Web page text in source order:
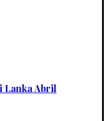
Lanka Abril